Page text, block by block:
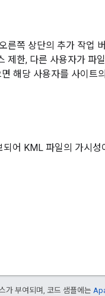
른쪽 상단의 추가 작업
제한, 다른 사용자가 파
해당 사용자를 사이트
어 KML 파일의 가시성
가 부여되며, 코드 샘플에는